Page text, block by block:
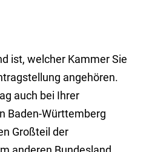
ist, welcher Kammer Sie
angehören.
auch bei Ihrer
Baden-Württemberg
Großteil der